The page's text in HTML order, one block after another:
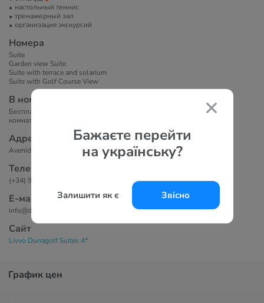
Бажаєте перейти
на українську?
Залишити як є Звісно
настольный теннис
тренажерный зал
организация экскурсий
Номера
Suite
Garden view Suite
Suite with terrace and solarium
Suite with Golf Course View
В номерах
Бесплатный wi-fi, кондиционер, телевизор, рабочий стол, ванная
комната, фен.
Адрес
Avenida Fritdresor, 2, 35100 Maspalomas, Spain
Телефоны
(+34) 928 766 821
Е-маil
info@dunagolf.com
Сайт
Livvo Dunagolf Suites 4*
График цен